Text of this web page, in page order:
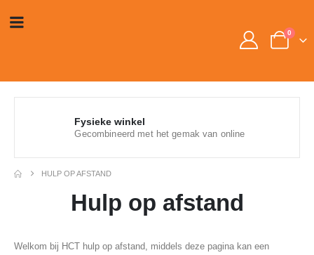
0
Fysieke winkel
Gecombineerd met het gemak van online
HULP OP AFSTAND
Hulp op afstand
Welkom bij HCT hulp op afstand, middels deze pagina kan een